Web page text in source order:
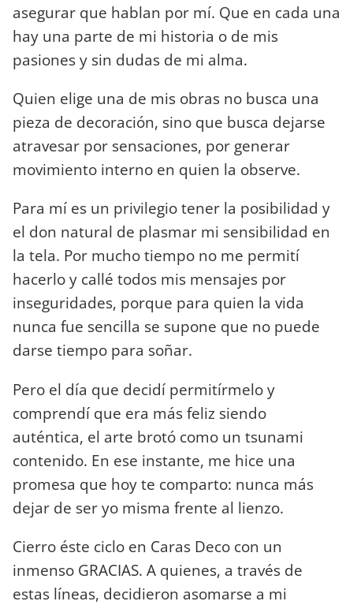
asegurar que hablan por mí. Que en cada una
hay una parte de mi historia o de mis
pasiones y sin dudas de mi alma.
Quien elige una de mis obras no busca una
pieza de decoración, sino que busca dejarse
atravesar por sensaciones, por generar
movimiento interno en quien la observe.
Para mí es un privilegio tener la posibilidad y
el don natural de plasmar mi sensibilidad en
la tela. Por mucho tiempo no me permití
hacerlo y callé todos mis mensajes por
inseguridades, porque para quien la vida
nunca fue sencilla se supone que no puede
darse tiempo para soñar.
Pero el día que decidí permitírmelo y
comprendí que era más feliz siendo
auténtica, el arte brotó como un tsunami
contenido. En ese instante, me hice una
promesa que hoy te comparto: nunca más
dejar de ser yo misma frente al lienzo.
Cierro éste ciclo en Caras Deco con un
inmenso GRACIAS. A quienes, a través de
estas líneas, decidieron asomarse a mi